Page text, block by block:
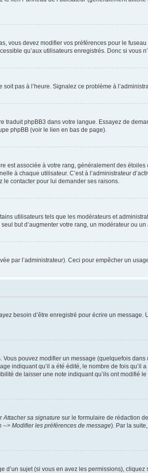
vous devez modifier vos préférences pour le
qu’aux utilisateurs enregistrés. Donc si vous
pas à l’heure. Signalez ce problème à
phpBB3 dans votre langue. Essayez de
phpBB (voir le lien en bas de page).
est associée à votre rang, généralement des
à chaque utilisateur. C’est à l’administrateur
le contacter pour lui demander ses raisons.
utilisateurs tels que les modérateurs et
but d’augmenter votre rang, un modérateur ou
par l’administrateur). Ceci pour empêcher un
besoin d’être enregistré pour écrire un
pouvez modifier un message (quelquefois
indiquant qu’il a été édité, le nombre de fois qu’il
de laisser une note indiquant qu’ils ont modifié
Attacher sa signature sur le formulaire de rédaction
--> Modifier les préférences de message). Par la
d’un sujet (si vous en avez les permissions), cliquez